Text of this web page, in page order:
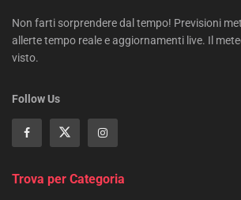
Non farti sorprendere dal tempo! Previsioni
allerte tempo reale e aggiornamenti live. Il
visto.
Follow Us
Trova per Categoria